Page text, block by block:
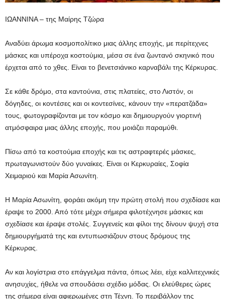
ΙΩΑΝΝΙΝΑ – της Μαίρης Τζώρα
Αναδύει άρωμα κοσμοπολίτικο μιας άλλης εποχής, με περίτεχνες
μάσκες και υπέροχα κοστούμια, μέσα σε ένα ζωντανό σκηνικό που
έρχεται από το χθες. Είναι το βενετσιάνικο καρναβάλι της Κέρκυρας.
Σε κάθε δρόμο, στα καντούνια, στις πλατείες, στο Λιστόν, οι
δόγηδες, οι κοντέσες και οι κοντεσίνες, κάνουν την «περατζάδα»
τους, φωτογραφίζονται με τον κόσμο και δημιουργούν γιορτινή
ατμόσφαιρα μιας άλλης εποχής, που μοιάζει παραμύθι.
Πίσω από τα κοστούμια εποχής και τις αστραφτερές μάσκες,
πρωταγωνιστούν δύο γυναίκες. Είναι οι Κερκυραίες, Σοφία
Χειμαριού και Μαρία Ασωνίτη.
Η Μαρία Ασωνίτη, φοράει ακόμη την πρώτη στολή που σχεδίασε και
έραψε το 2000. Από τότε μέχρι σήμερα φιλοτέχνησε μάσκες και
σχεδίασε και έραψε στολές. Συγγενείς και φίλοι της δίνουν ψυχή στα
δημιουργήματά της και εντυπωσιάζουν στους δρόμους της
Κέρκυρας.
Αν και λογίστρια στο επάγγελμα πάντα, όπως λέει, είχε καλλιτεχνικές
ανησυχίες, ήθελε να σπουδάσει σχέδιο μόδας. Οι ελεύθερες ώρες
της σήμερα είναι αφιερωμένες στη Τέχνη. Το περιβάλλον της